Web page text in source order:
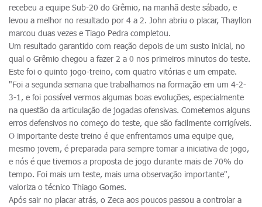
recebeu a equipe Sub-20 do Grêmio, na manhã deste sábado, e
levou a melhor no resultado por 4 a 2. John abriu o placar, Thayllon
marcou duas vezes e Tiago Pedra completou.
Um resultado garantido com reação depois de um susto inicial, no
qual o Grêmio chegou a fazer 2 a 0 nos primeiros minutos do teste.
Este foi o quinto jogo-treino, com quatro vitórias e um empate.
"Foi a segunda semana que trabalhamos na formação em um 4-2-
3-1, e foi possível vermos algumas boas evoluções, especialmente
na questão da articulação de jogadas ofensivas. Cometemos alguns
erros defensivos no começo do teste, que são facilmente corrigíveis.
O importante deste treino é que enfrentamos uma equipe que,
mesmo jovem, é preparada para sempre tomar a iniciativa de jogo,
e nós é que tivemos a proposta de jogo durante mais de 70% do
tempo. Foi mais um teste, mais uma observação importante",
valoriza o técnico Thiago Gomes.
Após sair no placar atrás, o Zeca aos poucos passou a controlar a